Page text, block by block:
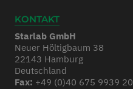
KONTAKT
Starlab GmbH
Neuer Höltigbaum 38
22143 Hamburg
Deutschland
Fax: +49 (0)40 675 9939 20